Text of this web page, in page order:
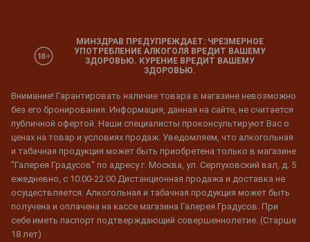
МИНЗДРАВ ПРЕДУПРЕЖДАЕТ: ЧРЕЗМЕРНОЕ
УПОТРЕБЛЕНИЕ АЛКОГОЛЯ ВРЕДИТ ВАШЕМУ
ЗДОРОВЬЮ. КУРЕНИЕ ВРЕДИТ ВАШЕМУ
ЗДОРОВЬЮ.
Внимание! Гарантировать наличие товара в магазине невозможно
без его бронирования. Информация, данная на сайте, не считается
публичной офертой. Наши специалисты проконсультируют Вас о
ценах на товар и условиях продаж. Уведомляем, что алкогольная
и табачная продукция может быть приобретена только в магазине
"Галерея Градусов" по адресу г. Москва, ул. Серпуховский вал, д. 5
ежедневно, с 10:00-22:00 Дистанционная продажа и доставка не
осуществляется. Алкогольная и табачная продукция может быть
получена и оплачена на кассе магазина Галерея Градусов. При
себе иметь паспорт подтверждающий совершеннолетие. (Старше
18 лет)